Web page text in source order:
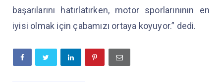
başarılarını hatırlatırken, motor sporlarınının en
iyisi olmak için çabamızı ortaya koyuyor.” dedi.